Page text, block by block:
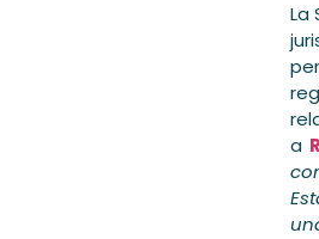
La
a